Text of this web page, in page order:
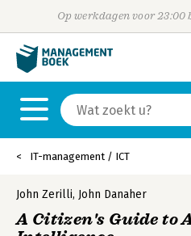
Op werkdagen voor 23:00
IT-management / ICT
John Zerilli, John Danaher
A Citizen's Guide